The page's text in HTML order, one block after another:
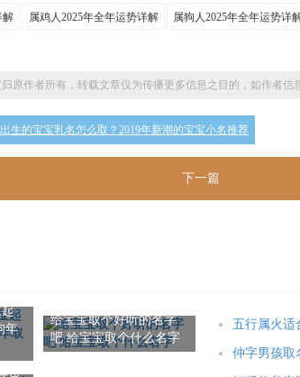
解 属鸡人2025年全年运势详解 属狗人2025年全年运势详
原作者所有，转载文章仅为传播更多信息之目的，如作者信
生的宝宝乳名怎么取？2019年新潮的宝宝小名推荐
下一篇
年
给宝宝取个好听的名字
吧 给宝宝取个什么名字
五行属火适
仲字男孩取